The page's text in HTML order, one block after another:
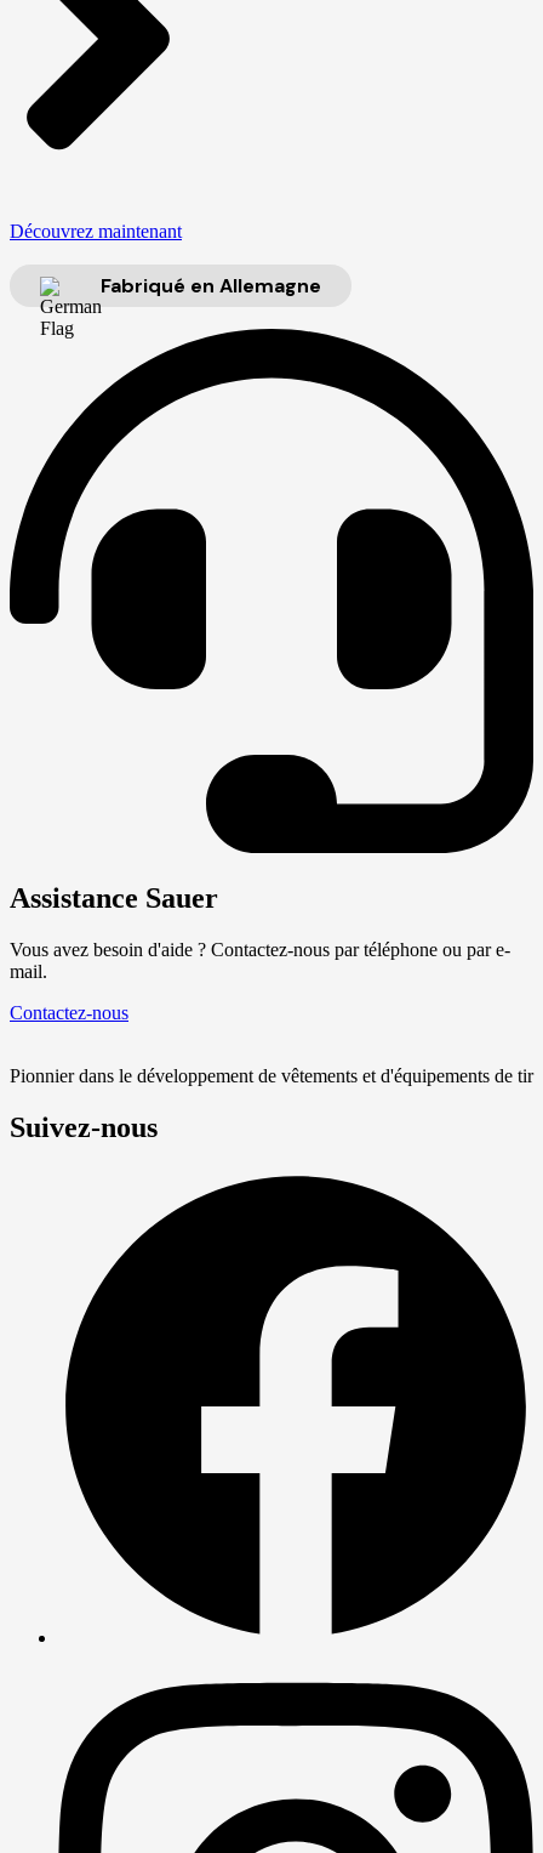
Découvrez maintenant
Fabriqué en Allemagne
Assistance Sauer
Vous avez besoin d'aide ? Contactez-nous par téléphone ou par e-
mail.
Contactez-nous
Pionnier dans le développement de vêtements et d'équipements de tir
Suivez-nous